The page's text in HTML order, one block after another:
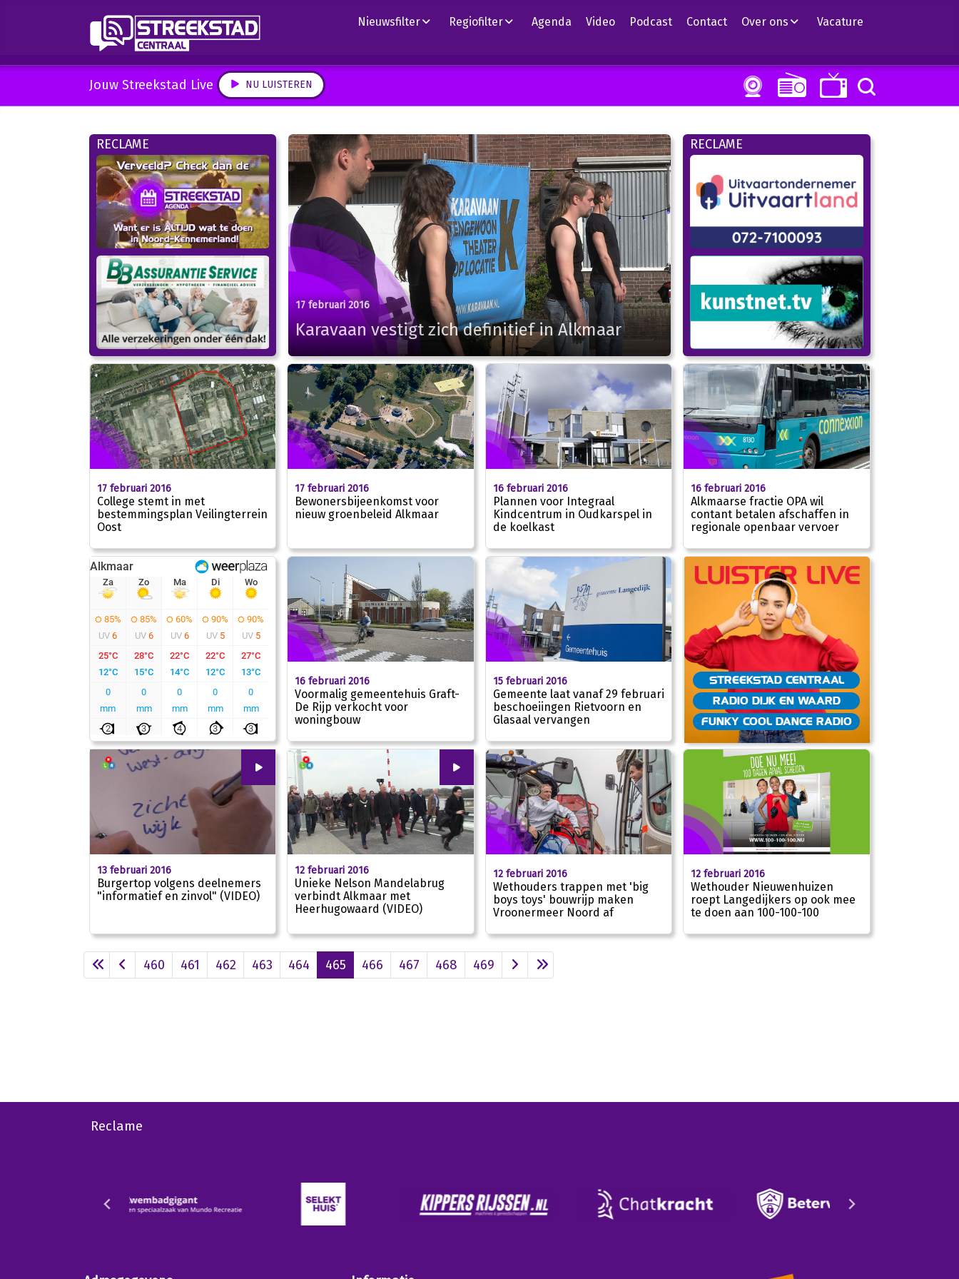
Nieuwsfilter Regiofilter Agenda Video Podcast Contact Over ons Vacature
Jouw Streekstad Live NU LUISTEREN
RECLAME
17 februari 2016
Karavaan vestigt zich definitief in Alkmaar
RECLAME
17 februari 2016
College stemt in met
bestemmingsplan Veilingterrein
Oost
17 februari 2016
Bewonersbijeenkomst voor
nieuw groenbeleid Alkmaar
16 februari 2016
Plannen voor Integraal
Kindcentrum in Oudkarspel in
de koelkast
16 februari 2016
Alkmaarse fractie OPA wil
contant betalen afschaffen in
regionale openbaar vervoer
16 februari 2016
Voormalig gemeentehuis Graft-
De Rijp verkocht voor
woningbouw
15 februari 2016
Gemeente laat vanaf 29 februari
beschoeiingen Rietvoorn en
Glasaal vervangen
STREEKSTAD CENTRAAL
RADIO DIJK EN WAARD
FUNKY COOL DANCE RADIO
00:00
13 februari 2016
Burgertop volgens deelnemers
"informatief en zinvol" (VIDEO)
00: 00
12 februari 2016
Unieke Nelson Mandelabrug
verbindt Alkmaar met
Heerhugowaard (VIDEO)
12 februari 2016
Wethouders trappen met 'big
boys toys' bouwrijp maken
Vroonermeer Noord af
12 februari 2016
Wethouder Nieuwenhuizen
roept Langedijkers op ook mee
te doen aan 100-100-100
460 461 462 463 464 465 466 467 468 469
Reclame